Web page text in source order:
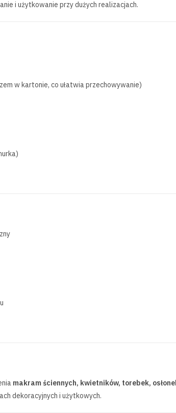
i użytkowanie przy dużych realizacjach.
w kartonie, co ułatwia przechowywanie)
makram ściennych, kwietników, torebek,
dekoracyjnych i użytkowych.